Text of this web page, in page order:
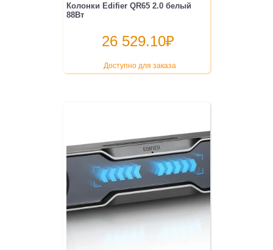
Колонки Edifier QR65 2.0 белый
88Вт
26 529.10₽
Доступно для заказа